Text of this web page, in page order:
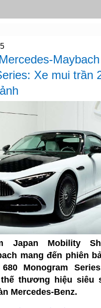
Xe mui trần
Japan Mobility
mang đến phiên
Monogram
thương hiệu siêu
Mercedes-Benz.